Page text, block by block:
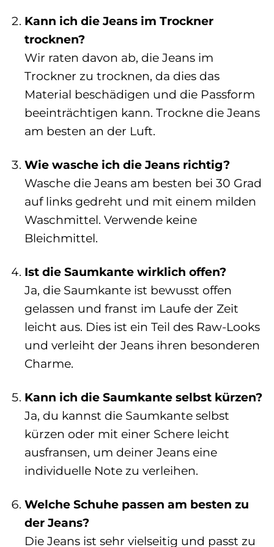
Kann ich die Jeans im Trockner
trocknen?
Wir raten davon ab, die Jeans im
Trockner zu trocknen, da dies das
Material beschädigen und die Passform
beeinträchtigen kann. Trockne die Jeans
am besten an der Luft.
Wie wasche ich die Jeans richtig?
Wasche die Jeans am besten bei 30 Grad
auf links gedreht und mit einem milden
Waschmittel. Verwende keine
Bleichmittel.
Ist die Saumkante wirklich offen?
Ja, die Saumkante ist bewusst offen
gelassen und franst im Laufe der Zeit
leicht aus. Dies ist ein Teil des Raw-Looks
und verleiht der Jeans ihren besonderen
Charme.
Kann ich die Saumkante selbst kürzen?
Ja, du kannst die Saumkante selbst
kürzen oder mit einer Schere leicht
ausfransen, um deiner Jeans eine
individuelle Note zu verleihen.
Welche Schuhe passen am besten zu
der Jeans?
Die Jeans ist sehr vielseitig und passt zu